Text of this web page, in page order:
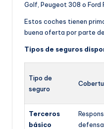
Golf, Peugeot 308 o Ford
Estos coches tienen
buena oferta por parte
Tipos de seguros
Tipo de
seguro
Terceros
básico